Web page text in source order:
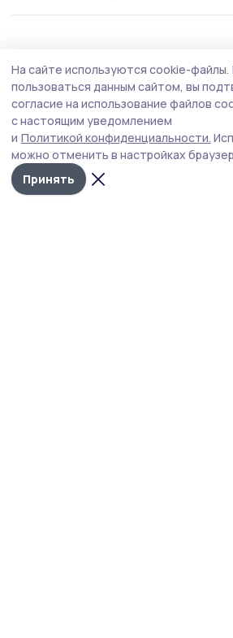
Испанская пресса высоко
футболиста из Мичуринска
Недавно воспитанник
Иосифов перешёл в клуб
На сайте используются cookie-файлы.
пользоваться данным сайтом, вы
согласие на использование файлов
с настоящим уведомлением
и Политикой конфиденциальности.
можно отменить в настройках
Принять